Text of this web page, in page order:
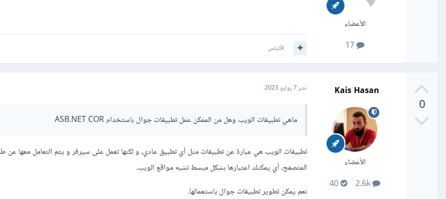
الأعضاء
اقتباس
0
Kais Hasan
الأعضاء
نشر7 يوليو 2023
ماهي تطبيقات الويب وهل من الممكن عمل تطبيقات جوال باستخدام ASB.NET COR
تطبيقات الويب هي عبارة عن تطبيقات مثل أي تطبيق عادي، و لكنها تعمل على سيرفر و يتم التعامل معها عن
المتصفح، أي يمكنك اعتبارها بشكل مبسط تشبه مواقع الويب.
نعم يمكن تطوير تطبيقات جوال باستعمالها.